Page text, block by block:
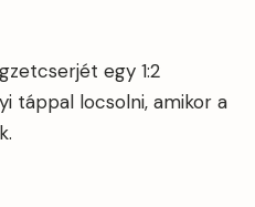
egy 1:2
táppal locsolni, amikor a